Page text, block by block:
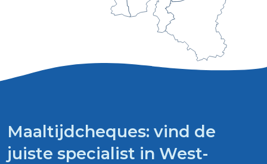
Maaltijdcheques: vind de
juiste specialist in West-